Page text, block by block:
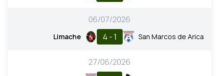
06/07/2026
Limache 4 - 1 San Marcos de Arica
27/06/2026